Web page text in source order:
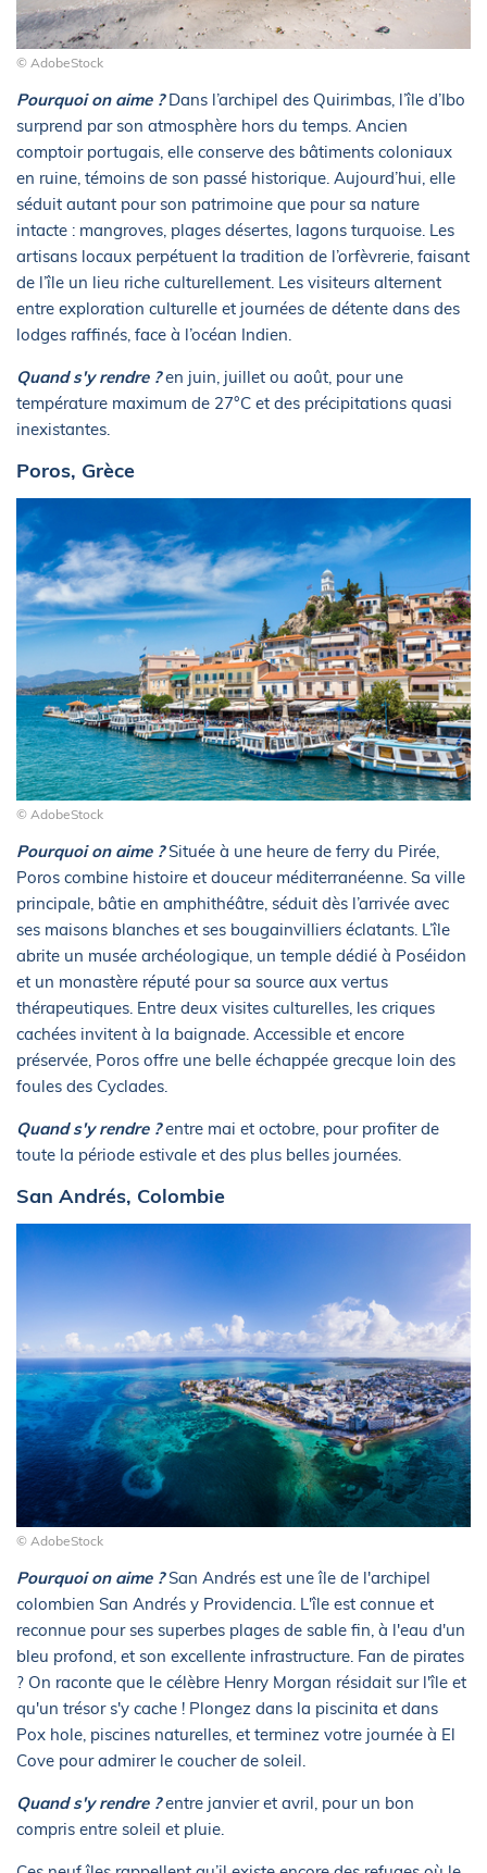
© AdobeStock
Pourquoi on aime ?Dans l’archipel des Quirimbas, l’île d’Ibo
surprend par son atmosphère hors du temps. Ancien
comptoir portugais, elle conserve des bâtiments coloniaux
en ruine, témoins de son passé historique. Aujourd’hui, elle
séduit autant pour son patrimoine que pour sa nature
intacte : mangroves, plages désertes, lagons turquoise. Les
artisans locaux perpétuent la tradition de l’orfèvrerie, faisant
de l’île un lieu riche culturellement. Les visiteurs alternent
entre exploration culturelle et journées de détente dans des
lodges raffinés, face à l’océan Indien.
Quand s'y rendre ?en juin, juillet ou août, pour une
température maximum de 27°C et des précipitations quasi
inexistantes.
Poros, Grèce
© AdobeStock
Pourquoi on aime ?Située à une heure de ferry du Pirée,
Poros combine histoire et douceur méditerranéenne. Sa ville
principale, bâtie en amphithéâtre, séduit dès l’arrivée avec
ses maisons blanches et ses bougainvilliers éclatants. L’île
abrite un musée archéologique, un temple dédié à Poséidon
et un monastère réputé pour sa source aux vertus
thérapeutiques. Entre deux visites culturelles, les criques
cachées invitent à la baignade. Accessible et encore
préservée, Poros offre une belle échappée grecque loin des
foules des Cyclades.
Quand s'y rendre ?entre mai et octobre, pour profiter de
toute la période estivale et des plus belles journées.
San Andrés, Colombie
© AdobeStock
Pourquoi on aime ?San Andrés est une île de l'archipel
colombien San Andrés y Providencia. L'île est connue et
reconnue pour ses superbes plages de sable fin, à l'eau d'un
bleu profond, et son excellente infrastructure. Fan de pirates
? On raconte que le célèbre Henry Morgan résidait sur l'île et
qu'un trésor s'y cache ! Plongez dans la piscinita et dans
Pox hole, piscines naturelles, et terminez votre journée à El
Cove pour admirer le coucher de soleil.
Quand s'y rendre ?entre janvier et avril, pour un bon
compris entre soleil et pluie.